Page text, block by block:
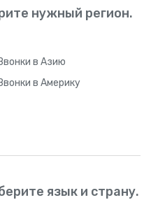
нужный регион.
в Азию
в Америку
язык и страну.